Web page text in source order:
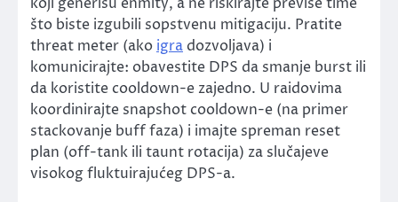
što biste izgubili sopstvenu mitigaciju. Pratite
threat meter (ako igra dozvoljava) i
komunicirajte: obavestite DPS da smanje burst ili
da koristite cooldown-e zajedno. U raidovima
koordinirajte snapshot cooldown-e (na primer
stackovanje buff faza) i imajte spreman reset
plan (off-tank ili taunt rotacija) za slučajeve
visokog fluktuirajućeg DPS-a.